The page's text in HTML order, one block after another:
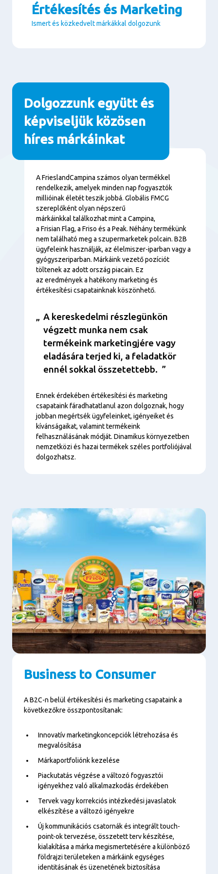
Értékesítés és Marketing
Ismert és közkedvelt márkákkal dolgozunk
Paragraphs
Dolgozzunk együtt és
képviseljük közösen
híres márkáinkat
Tartalom
A FrieslandCampina számos olyan termékkel
rendelkezik, amelyek minden nap fogyasztók
millióinak életét teszik jobbá. Globális FMCG
szereplőként olyan népszerű
márkáinkkal találkozhat mint a Campina,
a Frisian Flag, a Friso és a Peak. Néhány termékünk
nem található meg a szupermarketek polcain. B2B
ügyfeleink használják, az élelmiszer-iparban vagy a
gyógyszeriparban. Márkáink vezető pozíciót
töltenek az adott ország piacain. Ez
az eredmények a hatékony marketing és
értékesítési csapatainknak köszönhető.
A kereskedelmi részlegünkön
végzett munka nem csak
termékeink marketingjére vagy
eladására terjed ki, a feladatkör
ennél sokkal összetettebb.
Ennek érdekében értékesítési és marketing
csapataink fáradhatatlanul azon dolgoznak, hogy
jobban megértsék ügyfeleinket, igényeiket és
kívánságaikat, valamint termékeink
felhasználásának módját. Dinamikus környezetben
nemzetközi és hazai termékek széles portfoliójával
dolgozhatsz.
Business to Consumer
A B2C-n belül értékesítési és marketing csapataink a
következőkre összpontosítanak:
Innovatív marketingkoncepciók létrehozása és
megvalósítása
Márkaportfoliónk kezelése
Piackutatás végzése a változó fogyasztói
igényekhez való alkalmazkodás érdekében
Tervek vagy korrekciós intézkedési javaslatok
elkészítése a változó igényekre
Új kommunikációs csatornák és integrált touch-
point-ok tervezése, összetett terv készítése,
kialakítása a márka megismertetésére a különböző
földrajzi területeken a márkáink egységes
identitásának és üzenetének biztosítása